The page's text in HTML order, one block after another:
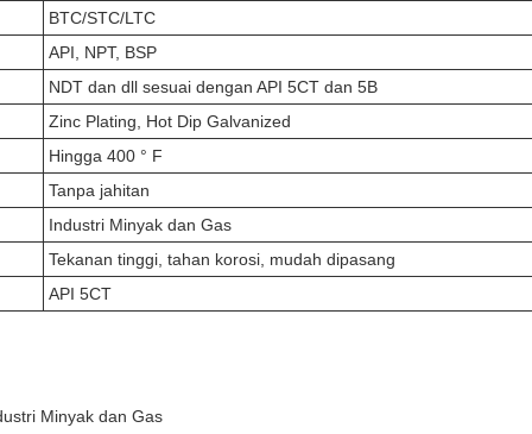
BTC/STC/LTC
API, NPT, BSP
NDT dan dll sesuai dengan API 5CT dan 5B
Zinc Plating, Hot Dip Galvanized
Hingga 400 ° F
Tanpa jahitan
Industri Minyak dan Gas
Tekanan tinggi, tahan korosi, mudah dipasang
API 5CT
Minyak dan Gas